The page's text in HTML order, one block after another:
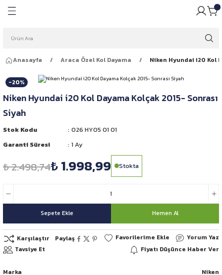
Ampulleri
Ampulleri
Ampulleri
Anasayfa Araca Özel Kol Dayama Niken Hyundai i20 Kol
-20%
Niken Hyundai i20 Kol Dayama Kolçak 2015- Sonrası
Siyah
Stok Kodu
026 HY05 01 01
Garanti Süresi
1 Ay
₺ 2.498,74₺ 1.998,99 Stokta
Sepete Ekle Hemen Al
Karşılaştır Paylaş
Yorum Yaz
Tavsiye Et
Fiyatı Düşünce Haber Ver
Marka
Niken